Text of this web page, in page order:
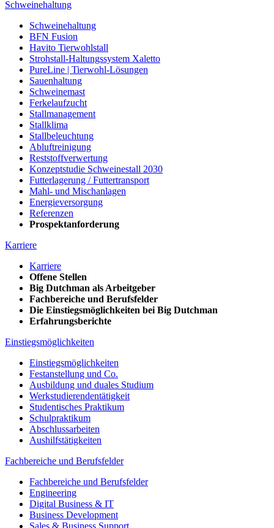
Schweinehaltung
Schweinehaltung
BFN Fusion
Havito Tierwohlstall
Strohstall-Haltungssystem Xaletto
PureLine | Tierwohl-Lösungen
Sauenhaltung
Schweinemast
Ferkelaufzucht
Stallmanagement
Stallklima
Stallbeleuchtung
Abluftreinigung
Reststoffverwertung
Konzeptstudie Schweinestall 2030
Futterlagerung / Futtertransport
Mahl- und Mischanlagen
Energieversorgung
Referenzen
Prospektanforderung
Karriere
Karriere
Offene Stellen
Big Dutchman als Arbeitgeber
Fachbereiche und Berufsfelder
Die Einstiegsmöglichkeiten bei Big Dutchman
Erfahrungsberichte
Einstiegsmöglichkeiten
Einstiegsmöglichkeiten
Festanstellung und Co.
Ausbildung und duales Studium
Werkstudierendentätigkeit
Studentisches Praktikum
Schulpraktikum
Abschlussarbeiten
Aushilfstätigkeiten
Fachbereiche und Berufsfelder
Fachbereiche und Berufsfelder
Engineering
Digital Business & IT
Business Development
Sales & Business Support